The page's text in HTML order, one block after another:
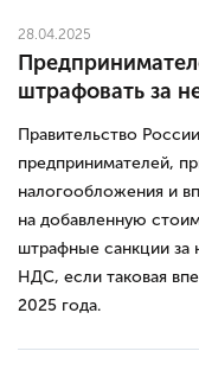
28.04.2025
штрафовать за
Правительство
предпринимателей,
налогообложения и
на добавленную
штрафные санкции за
НДС, если таковая
2025 года.